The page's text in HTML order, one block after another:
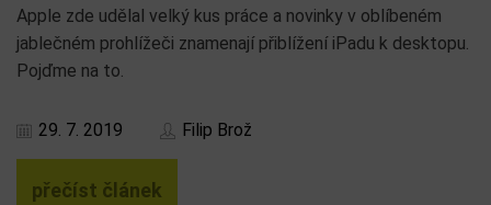
Apple zde udělal velký kus práce a novinky v oblíbeném
jablečném prohlížeči znamenají přiblížení iPadu k desktopu.
Pojďme na to.
29. 7. 2019 Filip Brož
přečíst článek